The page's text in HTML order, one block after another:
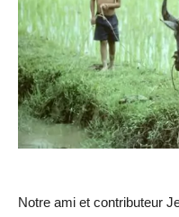
Notre ami et contributeur